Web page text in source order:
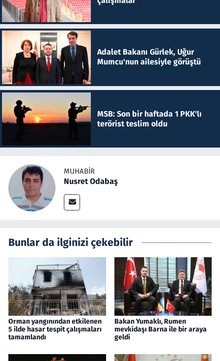
Adalet Bakanı Gürlek, Uğur
Mumcu'nun ailesiyle görüştü
MSB: Son bir haftada 1 PKK'lı
terörist teslim oldu
MUHABIR
Nusret Odabaş
Bunlar da ilginizi çekebilir
Orman yangınından etkilenen
5 ilde hasar tespit çalışmaları
tamamlandı
Bakan Yumaklı, Rumen
mevkidaşı Barna ile bir araya
geldi